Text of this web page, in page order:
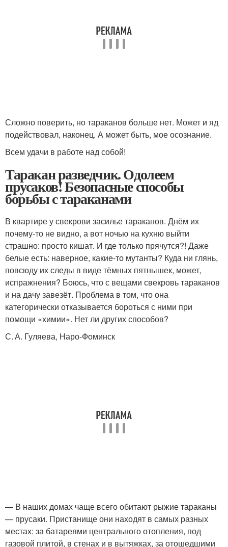
Сложно поверить, но тараканов больше нет. Может и яд
подействовал, наконец. А может быть, мое осознание.
Всем удачи в работе над собой!
Таракан разведчик. Одолеем
прусаков! Безопасные способы
борьбы с тараканами
В квартире у свекрови засилье тараканов. Днём их
почему-то не видно, а вот ночью на кухню выйти
страшно: просто кишат. И где только прячутся?! Даже
белые есть: наверное, какие-то мутанты? Куда ни глянь,
повсюду их следы в виде тёмных пятнышек, может,
испражнения? Боюсь, что с вещами свекровь тараканов
и на дачу завезёт. Проблема в том, что она
категорически отказывается бороться с ними при
помощи «химии». Нет ли других способов?
С. А. Гуляева, Наро-Фоминск
— В наших домах чаще всего обитают рыжие тараканы
— прусаки. Пристанище они находят в самых разных
местах: за батареями центрального отопления, под
газовой плитой, в стенах и в вытяжках, за отошедшими